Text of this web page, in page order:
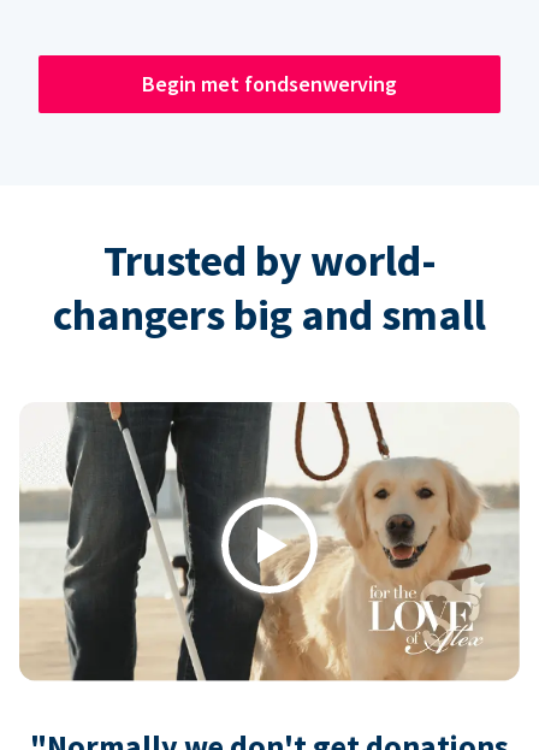
Begin met fondsenwerving
Trusted by world-
changers big and small
Play